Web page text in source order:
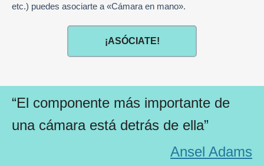
etc.) puedes asociarte a «Cámara en mano».
¡ASÓCIATE!
“El componente más importante de
una cámara está detrás de ella”
Ansel Adams